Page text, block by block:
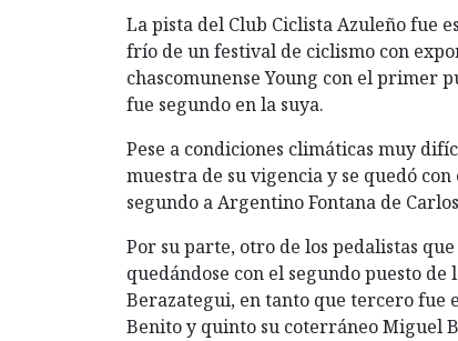
La pista del Club Ciclista Azuleño fue
frío de un festival de ciclismo con
chascomunense Young con el primer
fue segundo en la suya.
Pese a condiciones climáticas muy
muestra de su vigencia y se quedó
segundo a Argentino Fontana de
Por su parte, otro de los pedalistas
quedándose con el segundo puesto
Berazategui, en tanto que tercero fue
Benito y quinto su coterráneo Miguel